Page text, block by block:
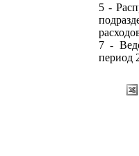
5 -
7 -
период